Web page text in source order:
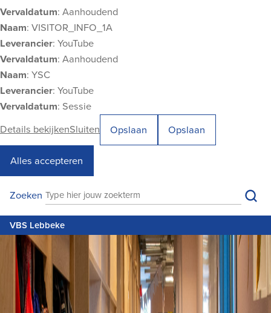
Vervaldatum: Aanhoudend
Naam: VISITOR_INFO_1A
Leverancier: YouTube
Vervaldatum: Aanhoudend
Naam: YSC
Leverancier: YouTube
Vervaldatum: Sessie
Details bekijkenSluiten Opslaan Opslaan
Alles accepteren
VBS Lebbeke
VBS Lebbeke
Zoeken